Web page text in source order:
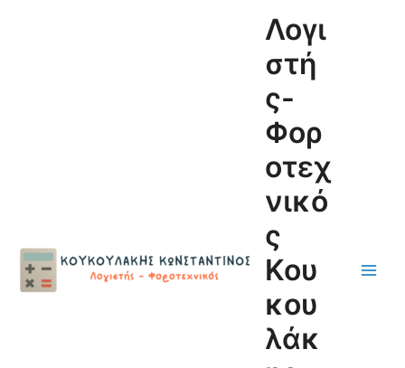
Λογι
στή
ς-
Φορ
οτεχ
νικό
ς
Κου
κου
λάκ